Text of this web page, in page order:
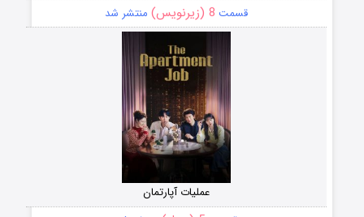
قسمت 8 (زیرنویس) منتشر شد
عملیات آپارتمان